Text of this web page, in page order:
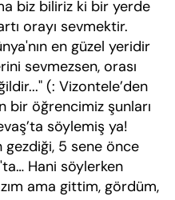
biz biliriz ki bir yerde
orayı sevmektir.
en güzel yeridir
sevmezsen, orası
(: Vizontele’den
bir öğrencimiz şunları
söylemiş ya!
gezdiği, 5 sene önce
Hani söylerken
ama gittim, gördüm,